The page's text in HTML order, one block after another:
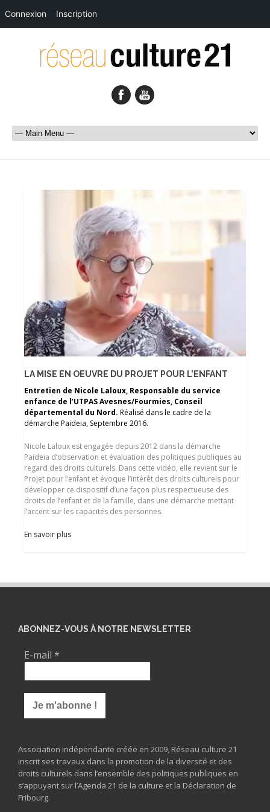
LA MISE EN OEUVRE DU PROJET POUR L’ENFANT
Entretien de Nicole Laloux, Responsable du service
enfance de l’UTPAS Avesnes/Fourmies, Conseil
départemental du Nord. Réalisé dans le cadre de la
démarche Paideia, Septembre 2016.
Nicole Laloux est engagée depuis 2012 dans la démarche
Paideia d’observation et évaluation des politiques publiques au
regard des droits culturels. Dans cette vidéo, elle revient sur le
Projet pour l’enfant et évoque l’intérêt des droits culturels pour
développer ce dispositif d’une façon plus respectueuse des
droits de l’enfant et de la famille, dans une démarche mettant
l’accent sur les capacités des personnes.
En savoir plus
ABONNEZ-VOUS À NOTRE NEWSLETTER
E-mail *
Association indépendante créée en 2009, Réseau culture 21
inscrit ses travaux dans la promotion de la diversité et des
droits culturels dans l’ensemble des politiques publiques en
s’appuyant sur l’Agenda 21 de la culture et la Déclaration de
Fribourg.
Connexion Inscription